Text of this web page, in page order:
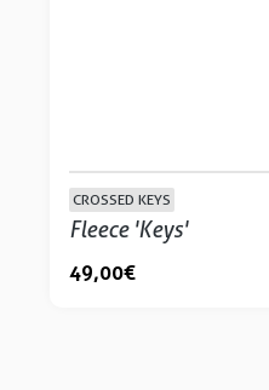
CROSSED KEYS
Fleece 'Keys'
49,00 €